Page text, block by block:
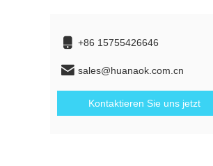
+86 15755426646
sales@huanaok.com.cn
Kontaktieren Sie uns jetzt